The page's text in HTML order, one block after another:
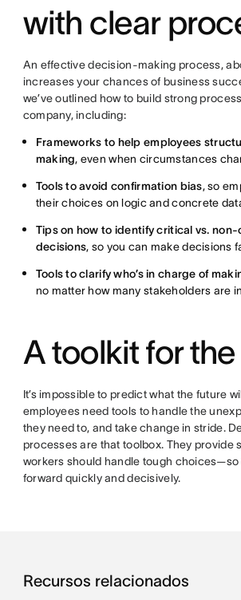
with clear
An effective decision-making process,
increases your chances of business
we’ve outlined how to build strong
company, including:
Frameworks to help employees
making, even when circumstances
Tools to avoid confirmation bias, so
their choices on logic and concrete
Tips on how to identify critical vs.
decisions, so you can make decisions
Tools to clarify who’s in charge of
no matter how many stakeholders are
A toolkit for
It’s impossible to predict what the future
employees need tools to handle the
they need to, and take change in stride.
processes are that toolbox. They provide
workers should handle tough
forward quickly and decisively.
Recursos relacionados